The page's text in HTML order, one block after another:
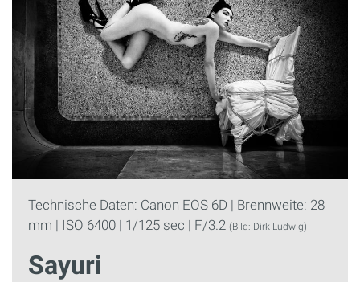
Technische Daten: Canon EOS 6D | Brennweite: 28
mm | ISO 6400 | 1/125 sec | F/3.2 (Bild: Dirk Ludwig)
Sayuri